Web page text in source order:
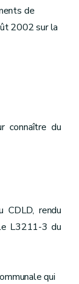
de
2002 sur la
connaître du
rendu
L3211-3 du
qui